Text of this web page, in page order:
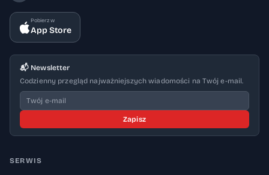
Pobierz w
App Store
📬 Newsletter
Codzienny przegląd najważniejszych wiadomości na Twój e-mail.
Zapisz
SERWIS